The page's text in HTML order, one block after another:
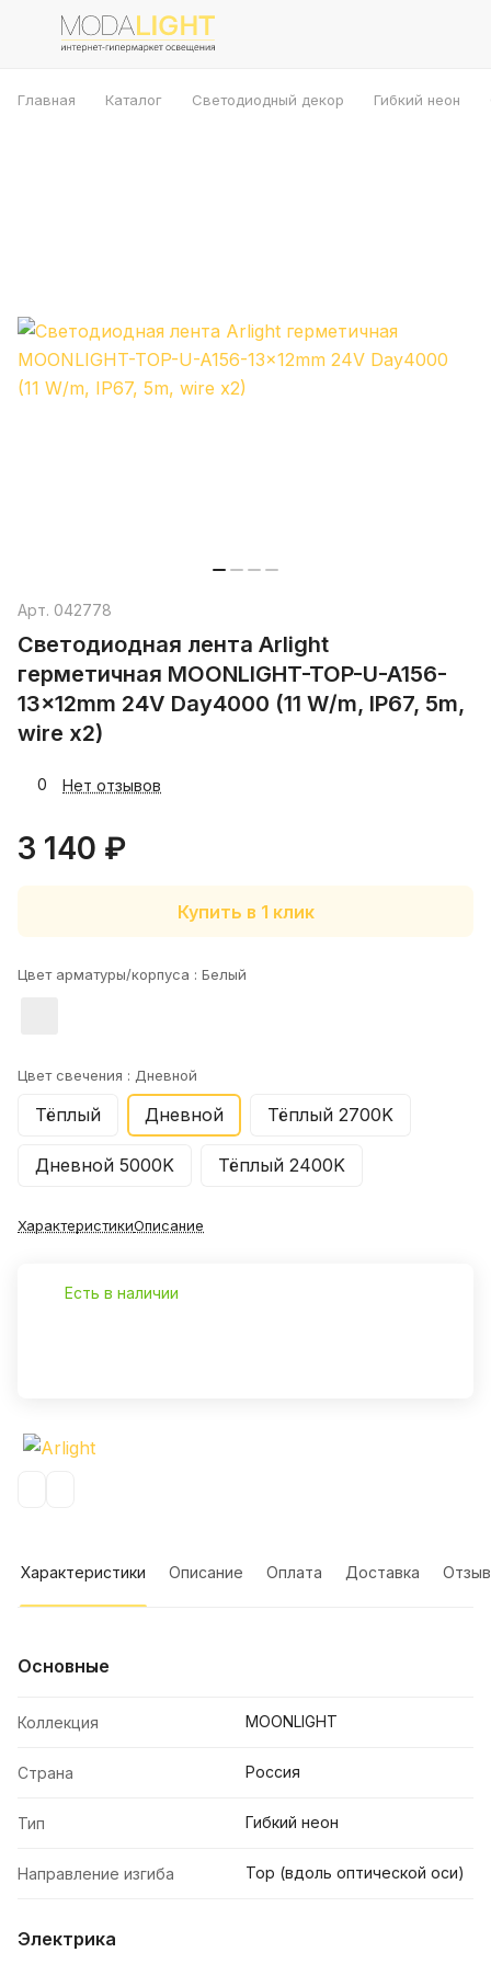
Главная Каталог Светодиодный декор Гибкий неон
Арт. 042778
Светодиодная лента Arlight
герметичная MOONLIGHT-TOP-U-A156-
13x12mm 24V Day4000 (11 W/m, IP67, 5m,
wire x2)
0 Нет отзывов
3 140 ₽
Купить в 1 клик
Цвет арматуры/корпуса : Белый
Цвет свечения : Дневной
Тёплый Дневной Тёплый 2700K
Дневной 5000K Тёплый 2400K
ХарактеристикиОписание
Есть в наличии
Характеристики Описание Оплата Доставка
Основные
Коллекция MOONLIGHT
Страна Россия
Тип Гибкий неон
Направление изгиба Top (вдоль оптической оси)
Электрика